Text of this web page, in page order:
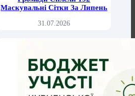
Маскувальні Сітки За Липень
31.07.2026